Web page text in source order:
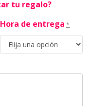
tu regalo?
Hora de entrega *